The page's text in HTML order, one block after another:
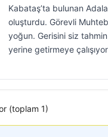
Kabataş’ta bulunan
oluşturdu. Görevli
yoğun. Gerisini siz
yerine getirmeye
(toplam 1)